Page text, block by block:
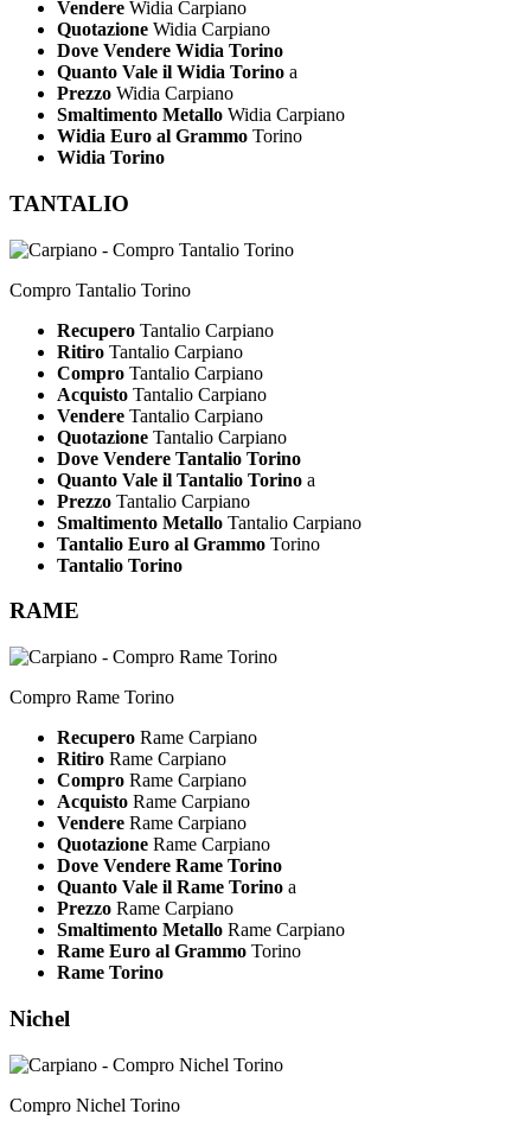
Vendere Widia Carpiano
Quotazione Widia Carpiano
Dove Vendere Widia Torino
Quanto Vale il Widia Torino a
Prezzo Widia Carpiano
Smaltimento Metallo Widia Carpiano
Widia Euro al Grammo Torino
Widia Torino
TANTALIO
Compro Tantalio Torino
Recupero Tantalio Carpiano
Ritiro Tantalio Carpiano
Compro Tantalio Carpiano
Acquisto Tantalio Carpiano
Vendere Tantalio Carpiano
Quotazione Tantalio Carpiano
Dove Vendere Tantalio Torino
Quanto Vale il Tantalio Torino a
Prezzo Tantalio Carpiano
Smaltimento Metallo Tantalio Carpiano
Tantalio Euro al Grammo Torino
Tantalio Torino
RAME
Compro Rame Torino
Recupero Rame Carpiano
Ritiro Rame Carpiano
Compro Rame Carpiano
Acquisto Rame Carpiano
Vendere Rame Carpiano
Quotazione Rame Carpiano
Dove Vendere Rame Torino
Quanto Vale il Rame Torino a
Prezzo Rame Carpiano
Smaltimento Metallo Rame Carpiano
Rame Euro al Grammo Torino
Rame Torino
Nichel
Compro Nichel Torino